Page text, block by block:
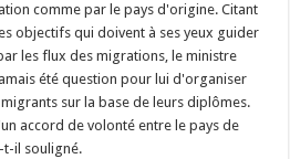
comme par le pays d'origine. Citant
objectifs qui doivent à ses yeux guider
les flux des migrations, le ministre
été question pour lui d'organiser
sur la base de leurs diplômes.
accord de volonté entre le pays de
t-il souligné.